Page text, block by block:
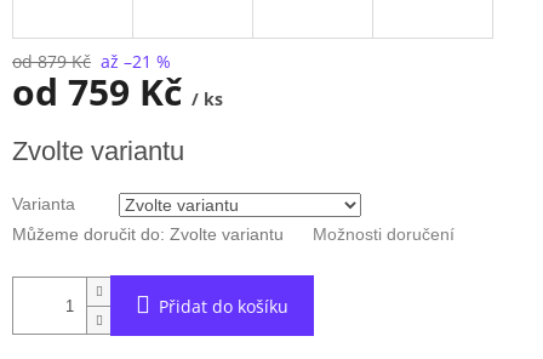
od 879 Kč až –21 %
od 759 Kč / ks
cena:
Zvolte variantu
Varianta
Můžeme doručit do: Zvolte variantu Možnosti doručení
Přidat do košíku